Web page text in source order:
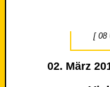
[ 08
02. März